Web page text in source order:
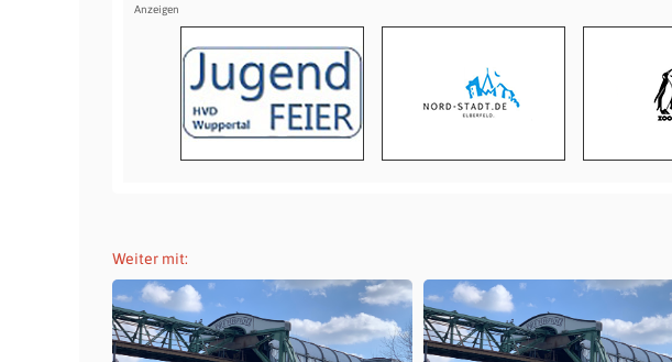
Weiter mit: